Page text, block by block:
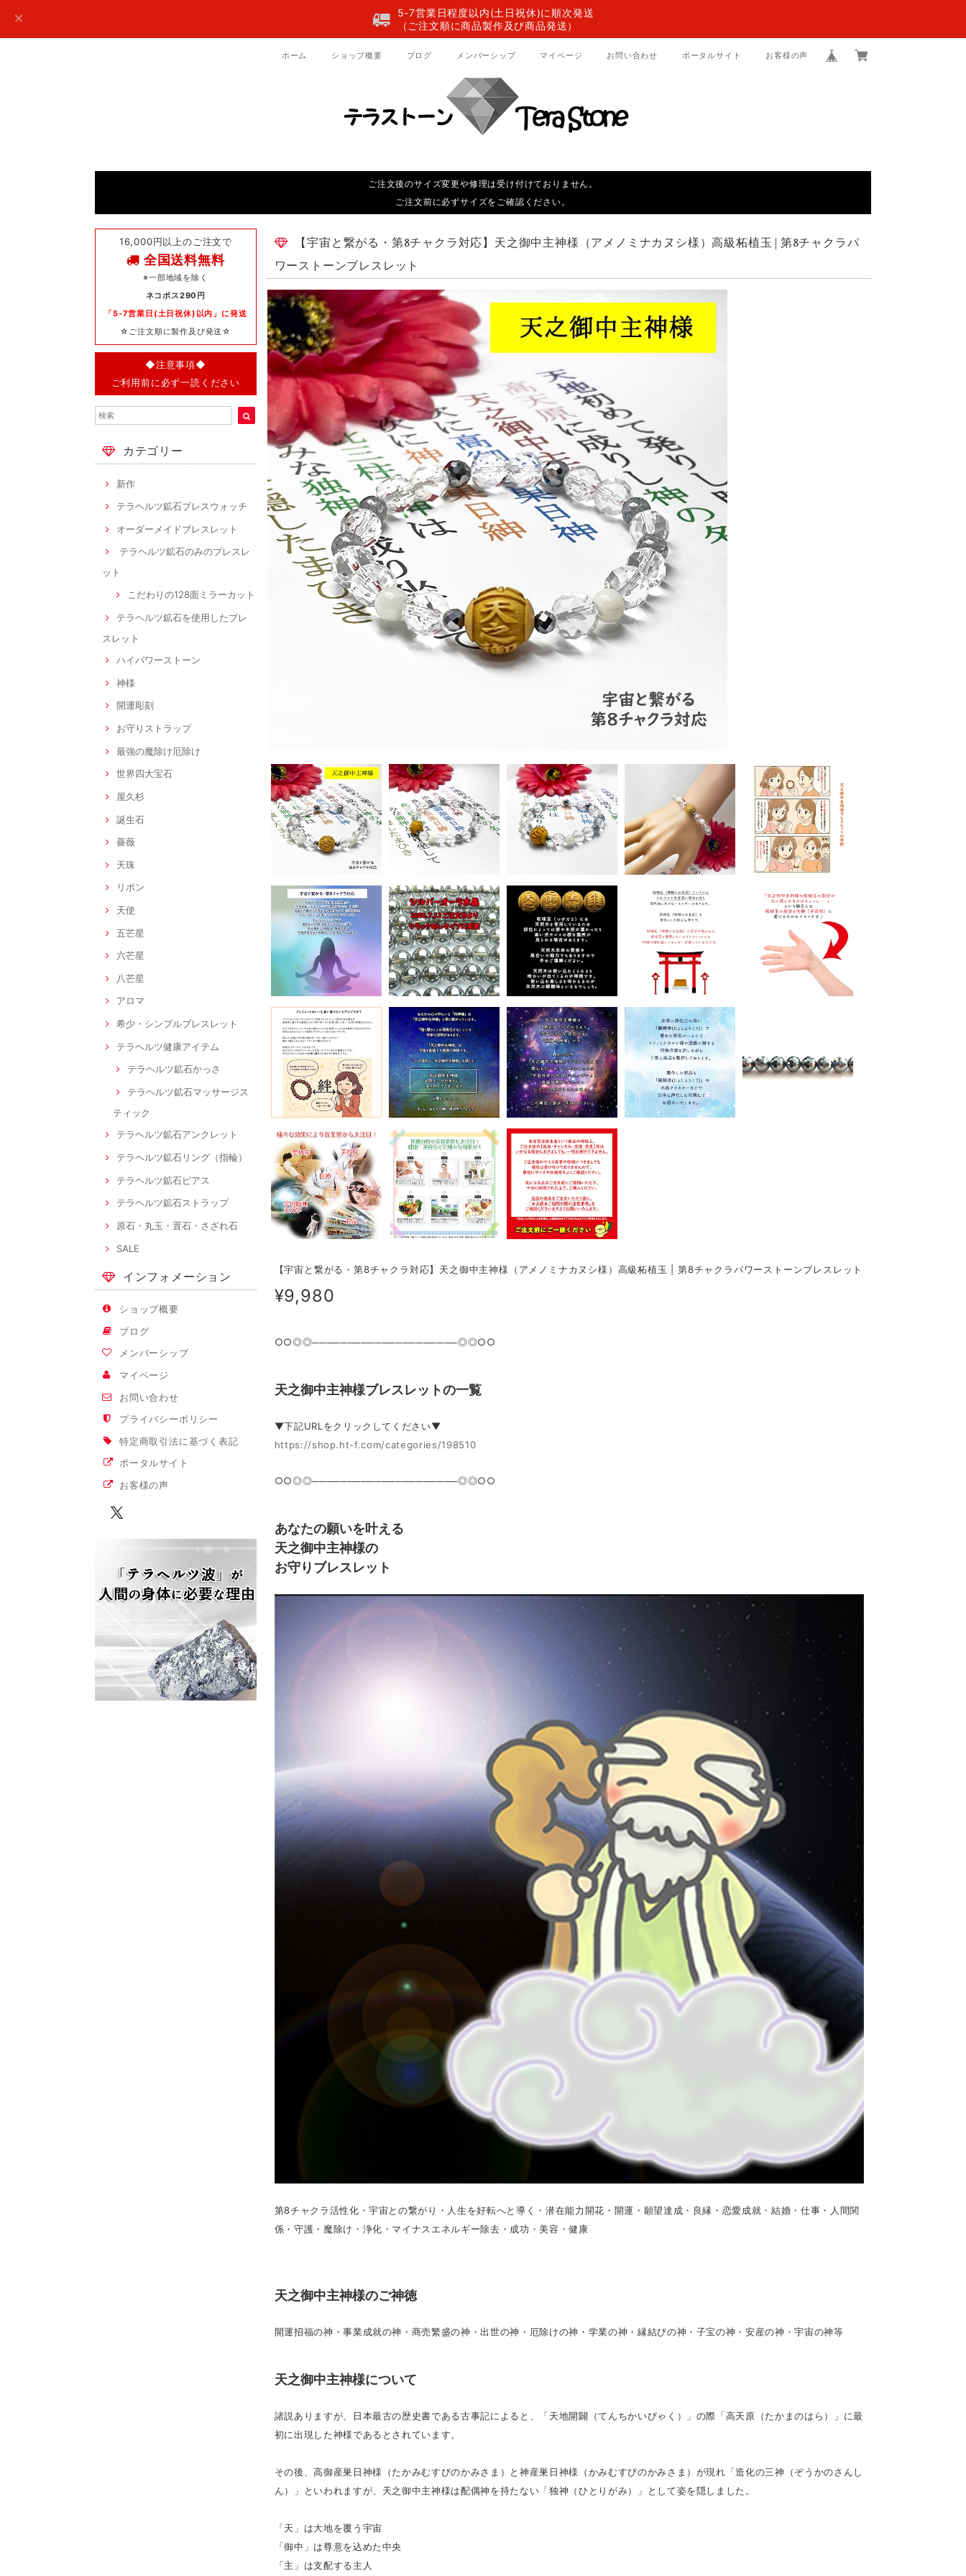
5-7営業日程度以内(土日祝休)に順次発送
（ご注文順に商品製作及び商品発送）
ホーム ショップ概要 ブログ メンバーシップ マイページ お問い合わせ ポータルサイト お客様の声
ご注文後のサイズ変更や修理は受け付けておりません。
ご注文前に必ずサイズをご確認ください。
16,000円以上のご注文で
全国送料無料
※一部地域を除く
ネコポス290円
「5-7営業日(土日祝休)以内」に発送
☆ご注文順に製作及び発送☆
◆注意事項◆
ご利用前に必ず一読ください
カテゴリー
新作
テラヘルツ鉱石ブレスウォッチ
オーダーメイドブレスレット
テラヘルツ鉱石のみのブレスレ
ット
こだわりの128面ミラーカット
テラヘルツ鉱石を使用したブレ
スレット
ハイパワーストーン
神様
開運彫刻
お守りストラップ
最強の魔除け厄除け
世界四大宝石
屋久杉
誕生石
薔薇
天珠
リボン
天使
五芒星
六芒星
八芒星
アロマ
希少・シンプルブレスレット
テラヘルツ健康アイテム
テラヘルツ鉱石かっさ
テラヘルツ鉱石マッサージス
ティック
テラヘルツ鉱石アンクレット
テラヘルツ鉱石リング（指輪）
テラヘルツ鉱石ピアス
テラヘルツ鉱石ストラップ
原石・丸玉・置石・さざれ石
SALE
インフォメーション
ショップ概要
ブログ
メンバーシップ
マイページ
お問い合わせ
プライバシーポリシー
特定商取引法に基づく表記
ポータルサイト
お客様の声
【宇宙と繋がる・第8チャクラ対応】天之御中主神様（アメノミナカヌシ様）高級柘植玉 | 第8チャクラパ
ワーストーンブレスレット
【宇宙と繋がる・第8チャクラ対応】天之御中主神様（アメノミナカヌシ様）高級柘植玉 | 第8チャクラパワーストーンブレスレット
¥9,980
○○◎◎─────────────────────◎◎○○
天之御中主神様ブレスレットの一覧
▼下記URLをクリックしてください▼
https://shop.ht-f.com/categories/198510
○○◎◎─────────────────────◎◎○○
あなたの願いを叶える
天之御中主神様の
お守りブレスレット
第8チャクラ活性化・宇宙との繋がり・人生を好転へと導く・潜在能力開花・開運・願望達成・良縁・恋愛成就・結婚・仕事・人間関
係・守護・魔除け・浄化・マイナスエネルギー除去・成功・美容・健康
天之御中主神様のご神徳
開運招福の神・事業成就の神・商売繁盛の神・出世の神・厄除けの神・学業の神・縁結びの神・子宝の神・安産の神・宇宙の神等
天之御中主神様について
諸説ありますが、日本最古の歴史書である古事記によると、「天地開闢（てんちかいびゃく）」の際「高天原（たかまのはら）」に最
初に出現した神様であるとされています。
その後、高御産巣日神様（たかみむすびのかみさま）と神産巣日神様（かみむすびのかみさま）が現れ「造化の三神（ぞうかのさんし
ん）」といわれますが、天之御中主神様は配偶神を持たない「独神（ひとりがみ）」として姿を隠しました。
「天」は大地を覆う宇宙
「御中」は尊意を込めた中央
「主」は支配する主人